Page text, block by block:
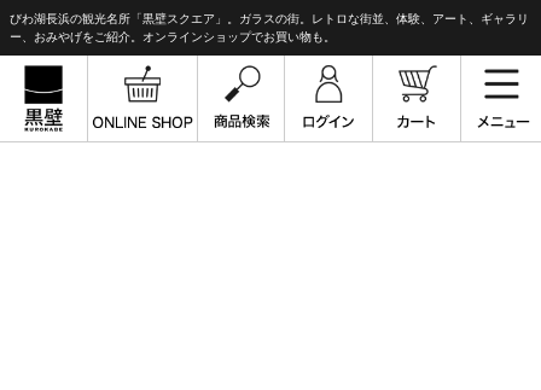
びわ湖長浜の観光名所「黒壁スクエア」。ガラスの街。レトロな街並、体験、アート、ギャラリ
ー、おみやげをご紹介。オンラインショップでお買い物も。